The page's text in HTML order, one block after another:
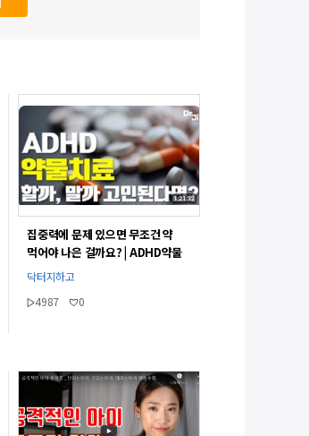
집중력에 문제 있으면 무조건 약
먹어야 나은 걸까요? | ADHD약물
치료시 꼭 고려해야 되는 부분
닥터지하고
4987
0